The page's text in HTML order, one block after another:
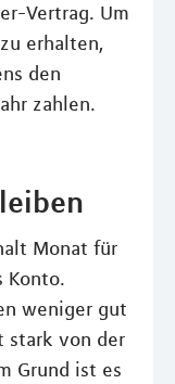
Vertrag. Um
erhalten,
den
zahlen.
Monat für
Konto.
weniger gut
stark von der
Grund ist es